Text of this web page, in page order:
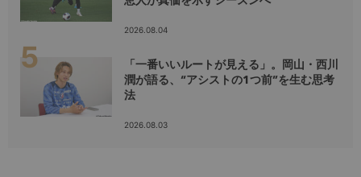
2026.08.04
「一番いいルートが見える」。岡山・西川
潤が語る、“アシストの1つ前”を生む思考
法
2026.08.03